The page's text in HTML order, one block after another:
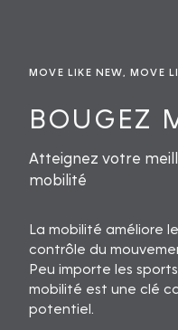
MOVE LIKE NEW, MOVE
BOUGEZ
Atteignez votre
mobilité
La mobilité améliore
contrôle du
Peu importe les
mobilité est une clé
potentiel.